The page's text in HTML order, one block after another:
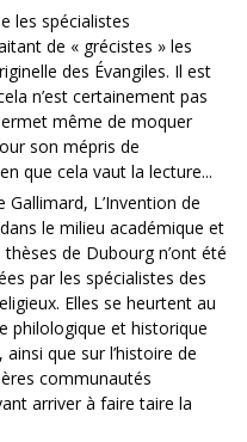
les spécialistes
de « grécistes » les
des Évangiles. Il est
n’est certainement pas
même de moquer
son mépris de
que cela vaut la lecture...
Gallimard, L’Invention de
le milieu académique et
de Dubourg n’ont été
par les spécialistes des
Elles se heurtent au
philologique et historique
que sur l’histoire de
communautés
arriver à faire taire la